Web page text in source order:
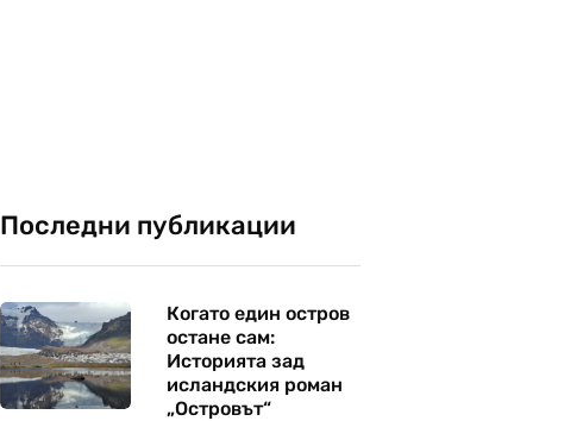
Последни публикации
Когато един остров
остане сам:
Историята зад
исландския роман
„Островът“